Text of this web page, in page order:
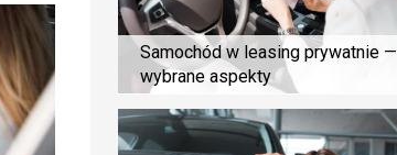
Samochód w leasing prywatnie —
wybrane aspekty